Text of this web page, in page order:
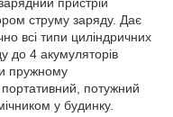
струму заряду. Дає
всі типи циліндричних
до 4 акумуляторів
пружному
потужний
у будинку.